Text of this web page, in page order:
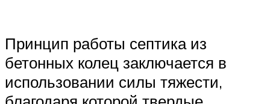
Принцип работы септика из
бетонных колец заключается в
использовании силы тяжести,